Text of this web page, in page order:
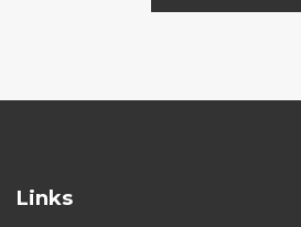
Links